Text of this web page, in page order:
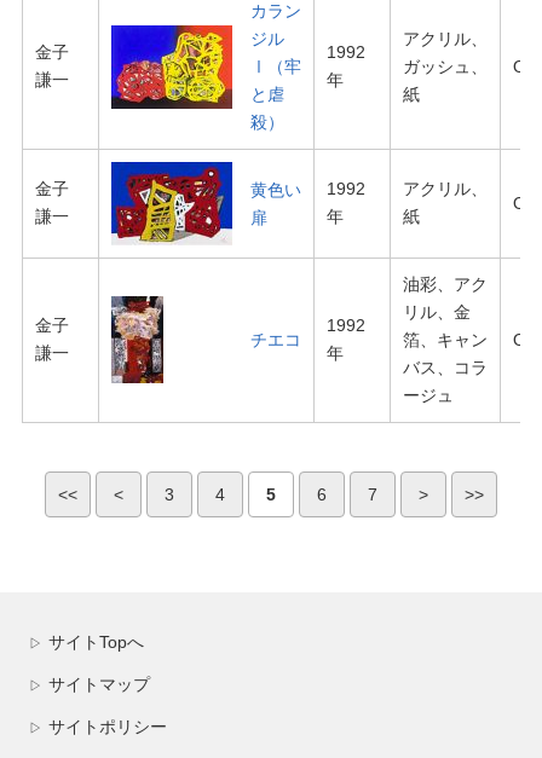
金子
謙一
カラン
ジル
Ⅰ（牢
と虐
殺）
1992
年
アクリル、
ガッシュ、
紙
O-
金子
謙一
黄色い
扉
1992
年
アクリル、
紙
O-
金子
謙一
チエコ
1992
年
油彩、アク
リル、金
箔、キャン
バス、コラ
ージュ
O-
<< < 3 4 5 6 7 > >>
▷ サイトTopへ
▷ サイトマップ
▷ サイトポリシー